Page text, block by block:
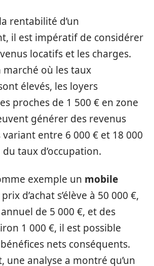
rentabilité d’un
il est impératif de considérer
locatifs et les charges.
marché où les taux
élevés, les loyers
proches de 1 500 € en zone
générer des revenus
entre 6 000 € et 18 000
taux d’occupation.
exemple un mobile
d’achat s’élève à 50 000 €,
de 5 000 €, et des
1 000 €, il est possible
nets conséquents.
une analyse a montré qu’un